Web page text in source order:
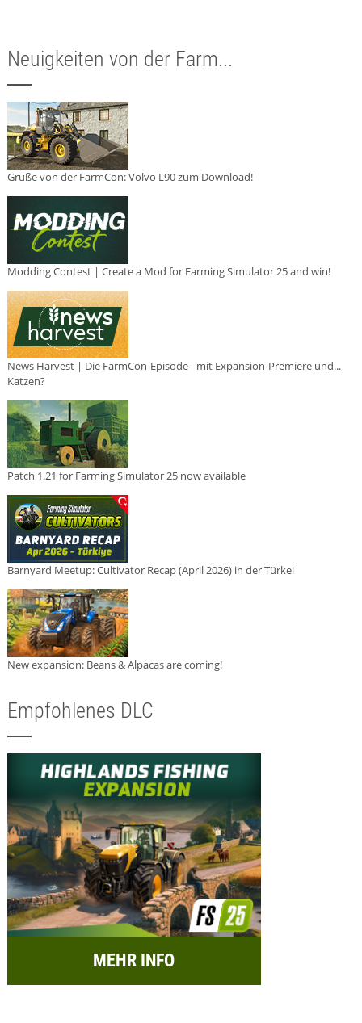
Neuigkeiten von der Farm...
Grüße von der FarmCon: Volvo L90 zum Download!
Modding Contest | Create a Mod for Farming Simulator 25 and win!
News Harvest | Die FarmCon-Episode - mit Expansion-Premiere und...
Katzen?
Patch 1.21 for Farming Simulator 25 now available
Barnyard Meetup: Cultivator Recap (April 2026) in der Türkei
New expansion: Beans & Alpacas are coming!
Empfohlenes DLC
MEHR INFO